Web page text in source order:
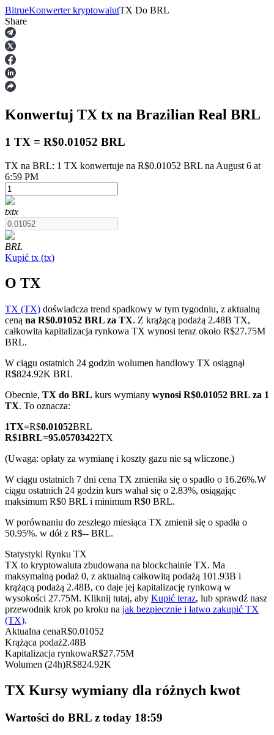
Kontrakty terminowe
Kontrakty terminowe na USDT
Kontrakty terminowe COIN-M
TradFi
towary
Kontrakty terminowe na USDC
Kontrakty futures wykorzystujące USDC jako zabezpieczenie
Kopiowanie Transakcji
Dołącz do najlepszych traderów
BitrueKonwerter kryptowalutTX Do BRL
Share
Konwertuj TX tx na Brazilian Real BRL
1 TX = R$0.01052 BRL
TX na BRL: 1 TX konwertuje na R$0.01052 BRL na August 6 at
6:59 PM
txtx
BRL
Kupić tx (tx)
O TX
TX (TX) doświadcza trend spadkowy w tym tygodniu, z aktualną
ceną na R$0.01052 BRL za TX. Z krążącą podażą 2.48B TX,
całkowita kapitalizacja rynkowa TX wynosi teraz około R$27.75M
BRL.
W ciągu ostatnich 24 godzin wolumen handlowy TX osiągnął
R$824.92K BRL
Obecnie, TX do BRL kurs wymiany wynosi R$0.01052 BRL za 1
TX. To oznacza:
1TX=R$0.01052BRL
R$1BRL=95.05703422TX
(Uwaga: opłaty za wymianę i koszty gazu nie są wliczone.)
W ciągu ostatnich 7 dni cena TX zmieniła się o spadło o 16.26%.W
ciągu ostatnich 24 godzin kurs wahał się o 2.83%, osiągając
maksimum R$0 BRL i minimum R$0 BRL.
W porównaniu do zeszłego miesiąca TX zmienił się o spadła o
50.95%. w dół z R$-- BRL.
Statystyki Rynku TX
TX to kryptowaluta zbudowana na blockchainie TX. Ma
maksymalną podaż 0, z aktualną całkowitą podażą 101.93B i
krążącą podażą 2.48B, co daje jej kapitalizację rynkową w
wysokości 27.75M. Kliknij tutaj, aby Kupić teraz, lub sprawdź nasz
przewodnik krok po kroku na jak bezpiecznie i łatwo zakupić TX
(TX).
Aktualna cenaR$0.01052
Krążąca podaż2.48B
Kapitalizacja rynkowaR$27.75M
Wolumen (24h)R$824.92K
TX Kursy wymiany dla różnych kwot
Wartości do BRL z today 18:59